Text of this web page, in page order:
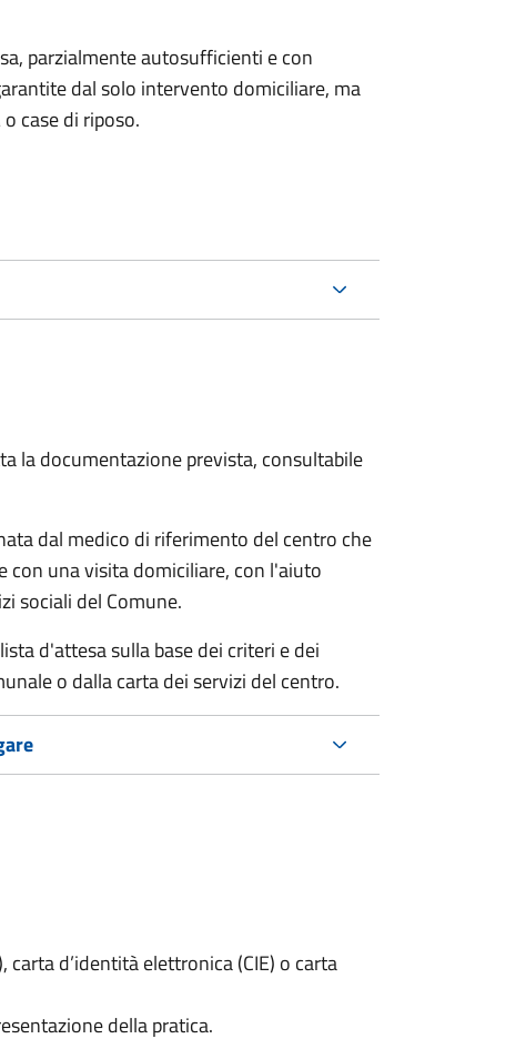
parzialmente autosufficienti e con
dal solo intervento domiciliare, ma
case di riposo.
la documentazione prevista, consultabile
dal medico di riferimento del centro che
con una visita domiciliare, con l'aiuto
sociali del Comune.
d'attesa sulla base dei criteri e dei
o dalla carta dei servizi del centro.
d’identità elettronica (CIE) o carta
della pratica.